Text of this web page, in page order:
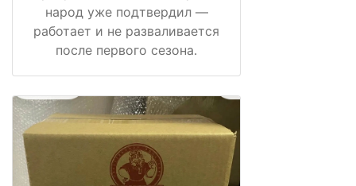
народ уже подтвердил —
работает и не разваливается
после первого сезона.